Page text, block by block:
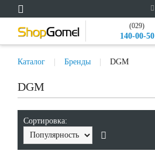
(029)
140-00-50
Каталог Бренды DGM
DGM
Сортировка: